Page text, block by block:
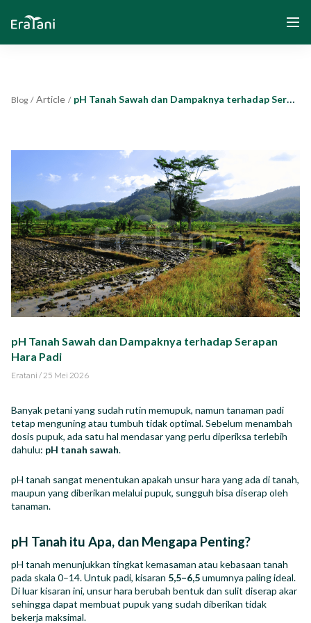
About Us
Solution
Community and Program
Yayasan Segenggam Beras
Media
ID EN
Blog / Article / pH Tanah Sawah dan Dampaknya terhadap Serapan Hara Padi
pH Tanah Sawah dan Dampaknya terhadap Serapan
Hara Padi
Eratani /25 Mei 2026
Banyak petani yang sudah rutin memupuk, namun tanaman padi
tetap menguning atau tumbuh tidak optimal. Sebelum menambah
dosis pupuk, ada satu hal mendasar yang perlu diperiksa terlebih
dahulu: pH tanah sawah.
pH tanah sangat menentukan apakah unsur hara yang ada di tanah,
maupun yang diberikan melalui pupuk, sungguh bisa diserap oleh
tanaman.
pH Tanah itu Apa, dan Mengapa Penting?
pH tanah menunjukkan tingkat kemasaman atau kebasaan tanah
pada skala 0–14. Untuk padi, kisaran 5,5–6,5umumnya paling ideal.
Di luar kisaran ini, unsur hara berubah bentuk dan sulit diserap akar
sehingga dapat membuat pupuk yang sudah diberikan tidak
bekerja maksimal.